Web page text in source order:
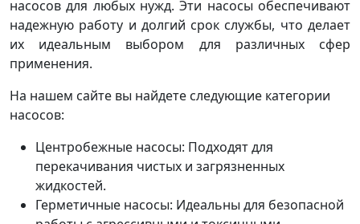
насосов для любых нужд. Эти насосы обеспечивают
надежную работу и долгий срок службы, что делает
их идеальным выбором для различных сфер
применения.
На нашем сайте вы найдете следующие категории
насосов:
Центробежные насосы: Подходят для
перекачивания чистых и загрязненных
жидкостей.
Герметичные насосы: Идеальны для безопасной